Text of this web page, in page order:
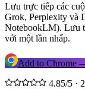
Lưu trực tiếp các
Grok, Perplexity và
NotebookLM). Lưu
với một lần nhấp.
Add to Chrome
4.85/5 ·